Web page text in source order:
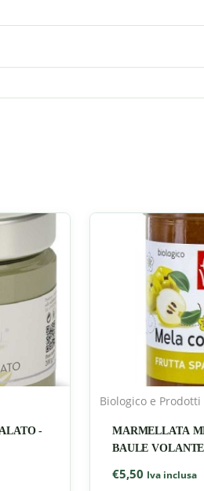
-
Biologico e
MARMELLATA
BAULE VOLANTE
€5,50 Iva inclusa